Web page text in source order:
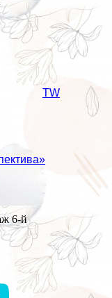
TW
6-й